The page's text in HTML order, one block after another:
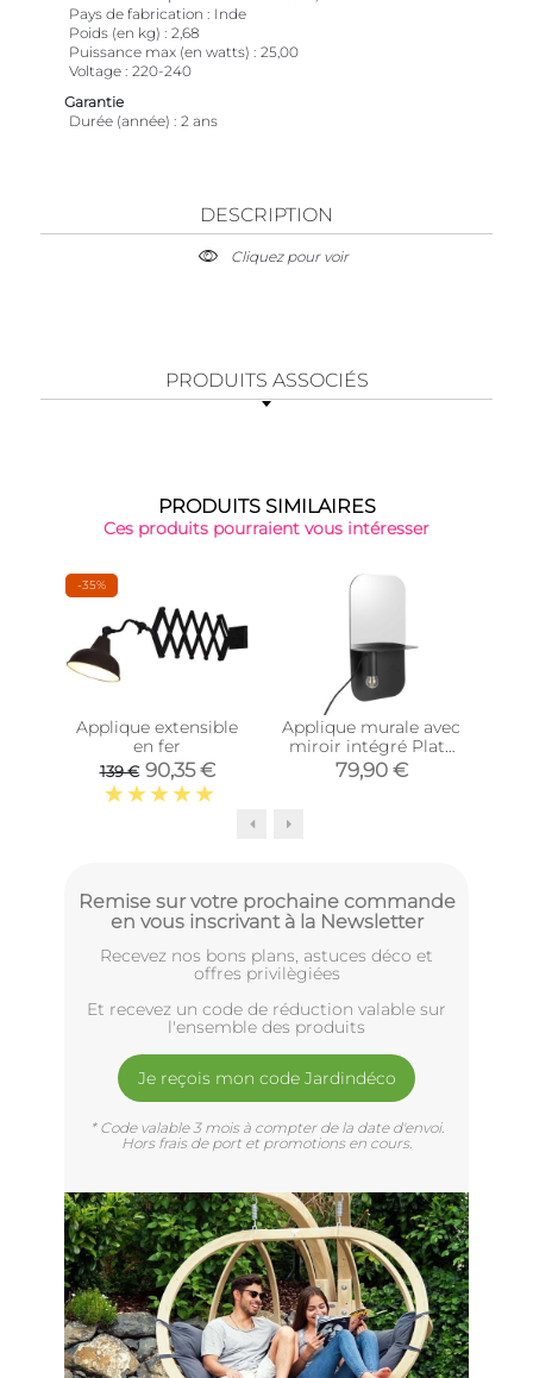
Pays de fabrication
Inde
Poids (en kg)
2,68
Puissance max (en watts)
25,00
Voltage 220-240
Garantie
Durée (année)
2 ans
DESCRIPTION
Cliquez pour voir
PRODUITS ASSOCIÉS
PRODUITS SIMILAIRES
Ces produits pourraient vous intéresser
-35%
Applique extensible
en fer
139 € 90,35 €
Applique murale avec
miroir intégré Plate
(Noir)
79,90 €
Remise sur votre prochaine commande
en vous inscrivant à la Newsletter
Recevez nos bons plans, astuces déco et
offres privilègiées
Et recevez un code de réduction valable sur
l'ensemble des produits
Je reçois mon code Jardindéco
* Code valable 3 mois à compter de la date d'envoi.
Hors frais de port et promotions en cours.